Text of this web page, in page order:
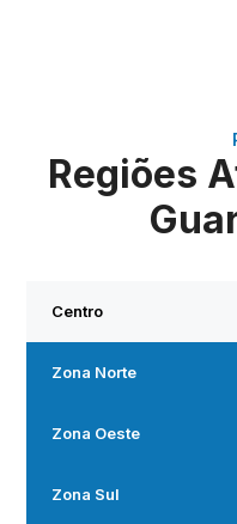
Regiões
Centro
Zona Norte
Zona Oeste
Zona Sul